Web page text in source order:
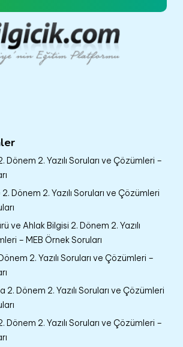
Dönem 2. Yazılı Soruları ve Çözümleri –
2. Dönem 2. Yazılı Soruları ve Çözümleri
ve Ahlak Bilgisi 2. Dönem 2. Yazılı
– MEB Örnek Soruları
Dönem 2. Yazılı Soruları ve Çözümleri –
2. Dönem 2. Yazılı Soruları ve Çözümleri
Dönem 2. Yazılı Soruları ve Çözümleri –